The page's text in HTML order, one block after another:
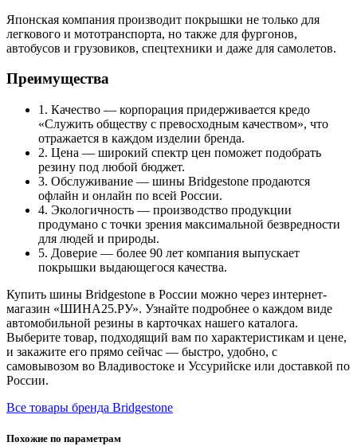
Японская компания производит покрышки не только для
легкового и мототранспорта, но также для фургонов,
автобусов и грузовиков, спецтехники и даже для самолетов.
Преимущества
1. Качество — корпорация придерживается кредо
«Служить обществу с превосходным качеством», что
отражается в каждом изделии бренда.
2. Цена — широкий спектр цен поможет подобрать
резину под любой бюджет.
3. Обслуживание — шины Bridgestone продаются
офлайн и онлайн по всей России.
4. Экологичность — производство продукции
продумано с точки зрения максимальной безвредности
для людей и природы.
5. Доверие — более 90 лет компания выпускает
покрышки выдающегося качества.
Купить шины Bridgestone в России можно через интернет-
магазин «ШИНА25.РУ». Узнайте подробнее о каждом виде
автомобильной резины в карточках нашего каталога.
Выберите товар, подходящий вам по характеристикам и цене,
и закажите его прямо сейчас — быстро, удобно, с
самовывозом во Владивостоке и Уссурийске или доставкой по
России.
Все товары бренда Bridgestone
Похожие по параметрам